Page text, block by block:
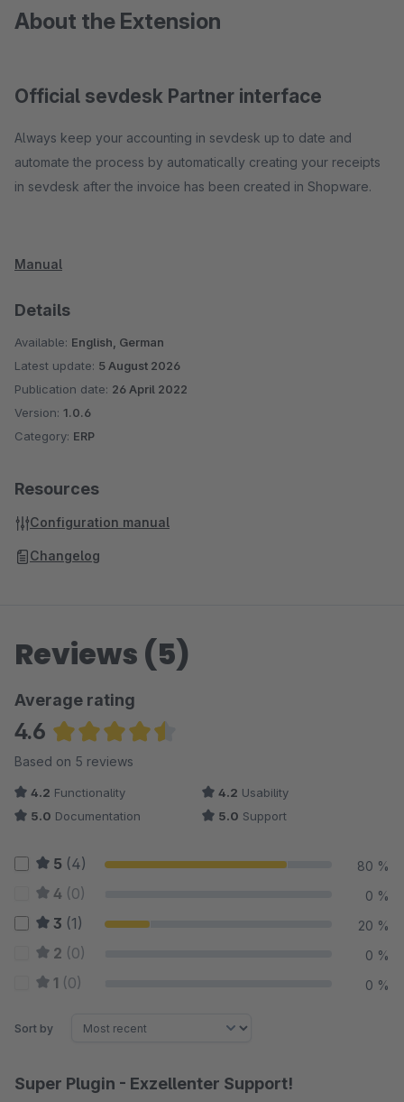
About the Extension
Official sevdesk Partner interface
Always keep your accounting in sevdesk up to date and
automate the process by automatically creating your receipts
in sevdesk after the invoice has been created in Shopware.
Manual
Details
Available: English, German
Latest update: 5 August 2026
Publication date: 26 April 2022
Version: 1.0.6
Category: ERP
Resources
Configuration manual
Changelog
Reviews (5)
Average rating
4.6
Average rating of 4.6 out of 5 stars
Based on 5 reviews
4.2 Functionality 4.2 Usability
5.0 Documentation 5.0 Support
5 (4) 80 %
4 (0) 0 %
3 (1) 20 %
2 (0) 0 %
1 (0) 0 %
Sort by
Super Plugin - Exzellenter Support!